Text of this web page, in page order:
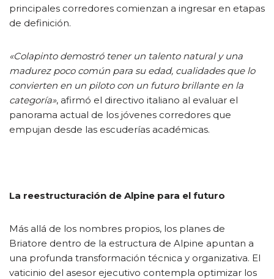
principales corredores comienzan a ingresar en etapas
de definición.
«Colapinto demostró tener un talento natural y una
madurez poco común para su edad, cualidades que lo
convierten en un piloto con un futuro brillante en la
categoría», afirmó el directivo italiano al evaluar el
panorama actual de los jóvenes corredores que
empujan desde las escuderías académicas.
La reestructuración de Alpine para el futuro
Más allá de los nombres propios, los planes de
Briatore dentro de la estructura de Alpine apuntan a
una profunda transformación técnica y organizativa. El
vaticinio del asesor ejecutivo contempla optimizar los